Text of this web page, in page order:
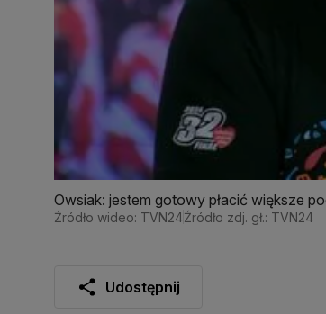
Owsiak: jestem gotowy płacić większe
Źródło wideo: TVN24Źródło zdj. gł.: TVN24
Udostępnij